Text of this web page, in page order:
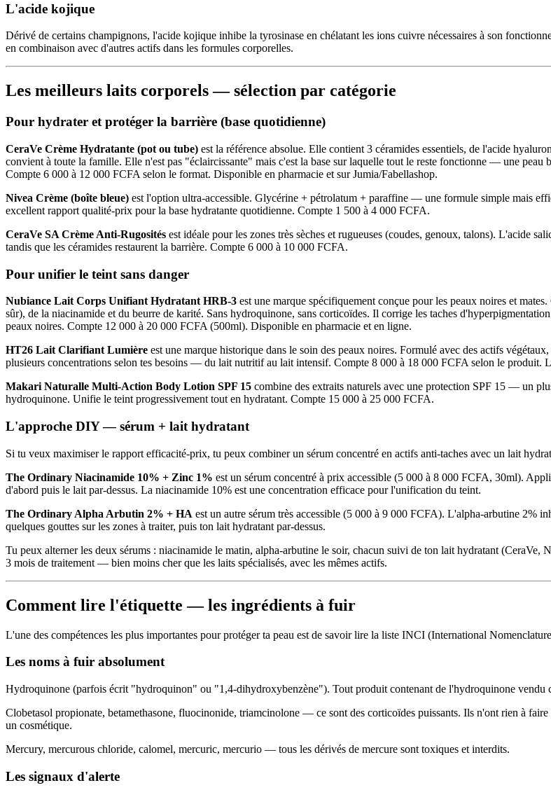
L'acide kojique
Dérivé de certains champignons, l'acide kojique inhibe la tyrosinase en chélatant les ions cuivre nécessaires à son
en combinaison avec d'autres actifs dans les formules corporelles.
Les meilleurs laits corporels — sélection par catégorie
Pour hydrater et protéger la barrière (base quotidienne)
CeraVe Crème Hydratante (pot ou tube) est la référence absolue. Elle contient 3 céramides essentiels, de l'acide
convient à toute la famille. Elle n'est pas "éclaircissante" mais c'est la base sur laquelle tout le reste fonctionne — une
Compte 6 000 à 12 000 FCFA selon le format. Disponible en pharmacie et sur Jumia/Fabellashop.
Nivea Crème (boîte bleue) est l'option ultra-accessible. Glycérine + pétrolatum + paraffine — une formule simple mais
excellent rapport qualité-prix pour la base hydratante quotidienne. Compte 1 500 à 4 000 FCFA.
CeraVe SA Crème Anti-Rugosités est idéale pour les zones très sèches et rugueuses (coudes, genoux, talons). L'acide
tandis que les céramides restaurent la barrière. Compte 6 000 à 10 000 FCFA.
Pour unifier le teint sans danger
Nubiance Lait Corps Unifiant Hydratant HRB-3 est une marque spécifiquement conçue pour les peaux noires et
sûr), de la niacinamide et du beurre de karité. Sans hydroquinone, sans corticoïdes. Il corrige les taches
peaux noires. Compte 12 000 à 20 000 FCFA (500ml). Disponible en pharmacie et en ligne.
HT26 Lait Clarifiant Lumière est une marque historique dans le soin des peaux noires. Formulé avec des actifs
plusieurs concentrations selon tes besoins — du lait nutritif au lait intensif. Compte 8 000 à 18 000 FCFA selon le produit.
Makari Naturalle Multi-Action Body Lotion SPF 15 combine des extraits naturels avec une protection SPF 15 — un
hydroquinone. Unifie le teint progressivement tout en hydratant. Compte 15 000 à 25 000 FCFA.
L'approche DIY — sérum + lait hydratant
Si tu veux maximiser le rapport efficacité-prix, tu peux combiner un sérum concentré en actifs anti-taches avec un lait
The Ordinary Niacinamide 10% + Zinc 1% est un sérum concentré à prix accessible (5 000 à 8 000 FCFA, 30ml).
d'abord puis le lait par-dessus. La niacinamide 10% est une concentration efficace pour l'unification du teint.
The Ordinary Alpha Arbutin 2% + HA est un autre sérum très accessible (5 000 à 9 000 FCFA). L'alpha-arbutine 2%
quelques gouttes sur les zones à traiter, puis ton lait hydratant par-dessus.
Tu peux alterner les deux sérums : niacinamide le matin, alpha-arbutine le soir, chacun suivi de ton lait hydratant
3 mois de traitement — bien moins cher que les laits spécialisés, avec les mêmes actifs.
Comment lire l'étiquette — les ingrédients à fuir
L'une des compétences les plus importantes pour protéger ta peau est de savoir lire la liste INCI (International
Les noms à fuir absolument
Hydroquinone (parfois écrit "hydroquinon" ou "1,4-dihydroxybenzène"). Tout produit contenant de l'hydroquinone vendu
Clobetasol propionate, betamethasone, fluocinonide, triamcinolone — ce sont des corticoïdes puissants. Ils n'ont rien à
un cosmétique.
Mercury, mercurous chloride, calomel, mercuric, mercurio — tous les dérivés de mercure sont toxiques et interdits.
Les signaux d'alerte